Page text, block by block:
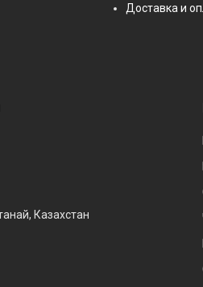
Доставка и
Казахстан